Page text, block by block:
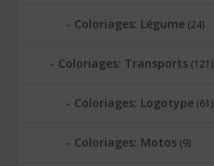
Coloriages: Légume (24)
Coloriages: Transports (121)
Coloriages: Logotype (61)
Coloriages: Motos (9)